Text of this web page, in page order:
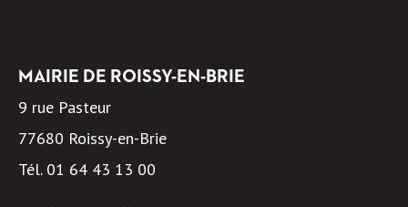
MAIRIE DE ROISSY-EN-BRIE
9 rue Pasteur
77680 Roissy-en-Brie
Tél. 01 64 43 13 00